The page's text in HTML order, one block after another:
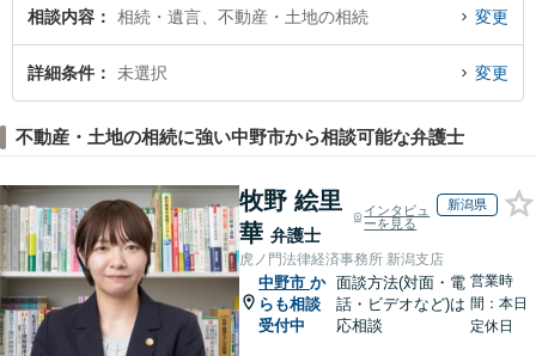
中野市内の弁護士に相談予約したい』などでお困りの相談者さんにおすすめで
す。
相談内容 相続・遺言、不動産・土地の相続 変更
詳細条件 未選択 変更
不動産・土地の相続に強い中野市から相談可能な弁護士
牧野 絵里
華 弁護士
インタビュ
ーを見る
新潟県
虎ノ門法律経済事務所 新潟支店
中野市 か
らも相談
受付中
面談方法(対面・電
話・ビデオなど)は
応相談
営業時
間：本日
定休日